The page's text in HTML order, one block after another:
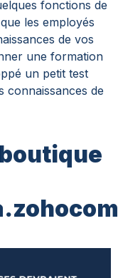
fonctions de
les employés
de vos
une formation
un petit test
connaissances de